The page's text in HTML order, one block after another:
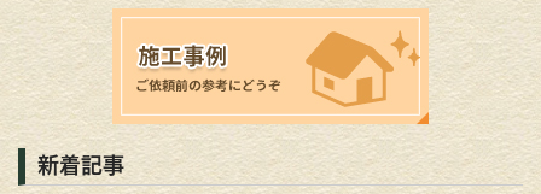
新着記事